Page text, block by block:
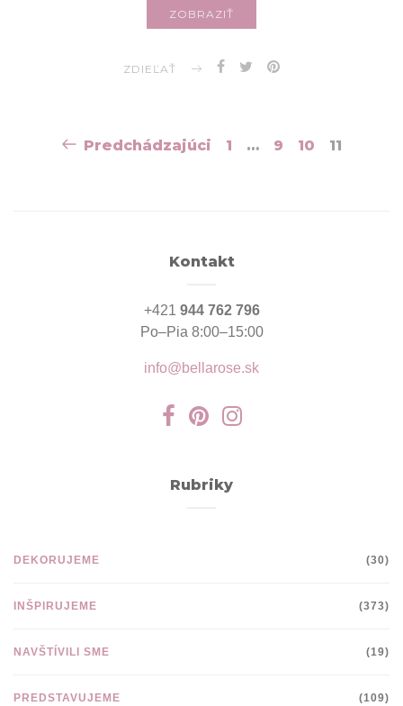
ZOBRAZIŤ
ZDIEĽAŤ
Navigácia
Predchádzajúci 1 … 9 10 11
Kontakt
+421 944 762 796
Po–Pia 8:00–15:00
info@bellarose.sk
Rubriky
DEKORUJEME (30)
INŠPIRUJEME (373)
NAVŠTÍVILI SME (19)
PREDSTAVUJEME (109)